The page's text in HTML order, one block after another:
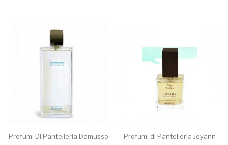
Profumi Di Pantelleria Damusso Profumi di Pantelleria Joyann